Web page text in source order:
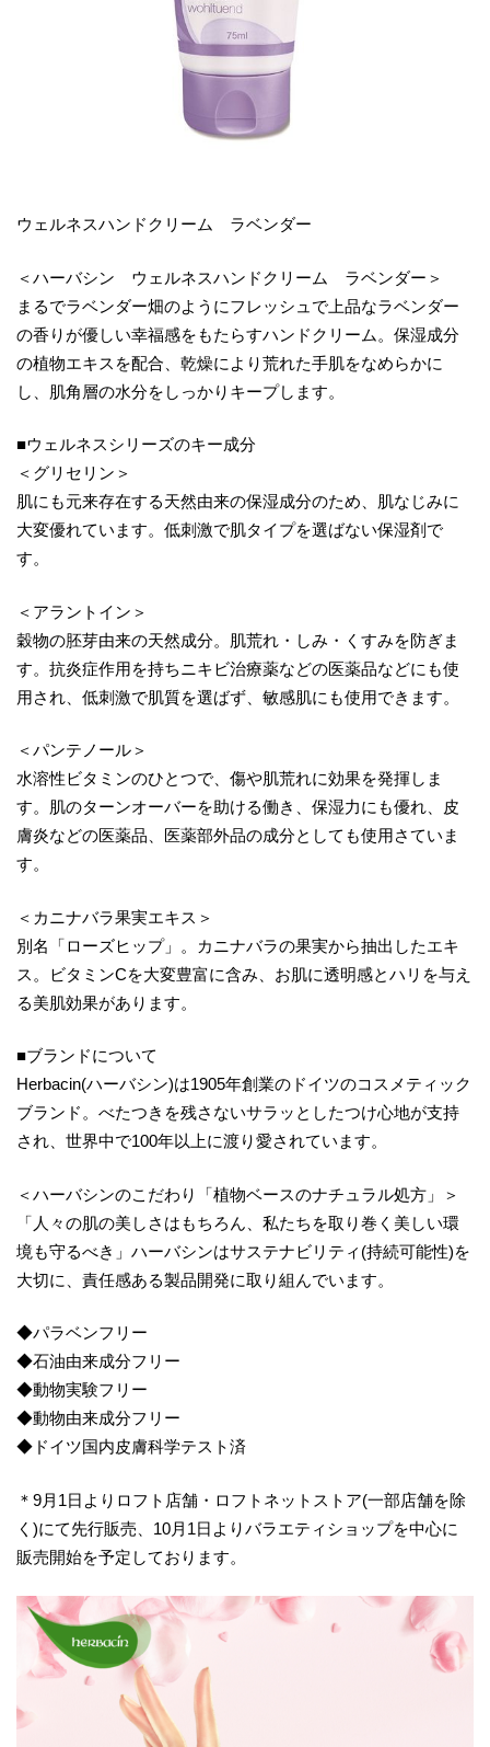
ウェルネスハンドクリーム ラベンダー
＜ハーバシン ウェルネスハンドクリーム ラベンダー＞
まるでラベンダー畑のようにフレッシュで上品なラベンダー
の香りが優しい幸福感をもたらすハンドクリーム。保湿成分
の植物エキスを配合、乾燥により荒れた手肌をなめらかに
し、肌角層の水分をしっかりキープします。
■ウェルネスシリーズのキー成分
＜グリセリン＞
肌にも元来存在する天然由来の保湿成分のため、肌なじみに
大変優れています。低刺激で肌タイプを選ばない保湿剤で
す。
＜アラントイン＞
穀物の胚芽由来の天然成分。肌荒れ・しみ・くすみを防ぎま
す。抗炎症作用を持ちニキビ治療薬などの医薬品などにも使
用され、低刺激で肌質を選ばず、敏感肌にも使用できます。
＜パンテノール＞
水溶性ビタミンのひとつで、傷や肌荒れに効果を発揮しま
す。肌のターンオーバーを助ける働き、保湿力にも優れ、皮
膚炎などの医薬品、医薬部外品の成分としても使用さていま
す。
＜カニナバラ果実エキス＞
別名「ローズヒップ」。カニナバラの果実から抽出したエキ
ス。ビタミンCを大変豊富に含み、お肌に透明感とハリを与え
る美肌効果があります。
■ブランドについて
Herbacin(ハーバシン)は1905年創業のドイツのコスメティック
ブランド。べたつきを残さないサラッとしたつけ心地が支持
され、世界中で100年以上に渡り愛されています。
＜ハーバシンのこだわり「植物ベースのナチュラル処方」＞
「人々の肌の美しさはもちろん、私たちを取り巻く美しい環
境も守るべき」ハーバシンはサステナビリティ(持続可能性)を
大切に、責任感ある製品開発に取り組んでいます。
◆パラベンフリー
◆石油由来成分フリー
◆動物実験フリー
◆動物由来成分フリー
◆ドイツ国内皮膚科学テスト済
＊9月1日よりロフト店舗・ロフトネットストア(一部店舗を除
く)にて先行販売、10月1日よりバラエティショップを中心に
販売開始を予定しております。